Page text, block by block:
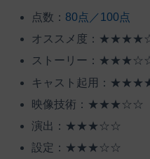
点数： 80点／100点
オススメ度：
ストーリー：
キャスト起用：
映像技術：★★★☆☆
演出：★★★☆☆
設定：★★★☆☆